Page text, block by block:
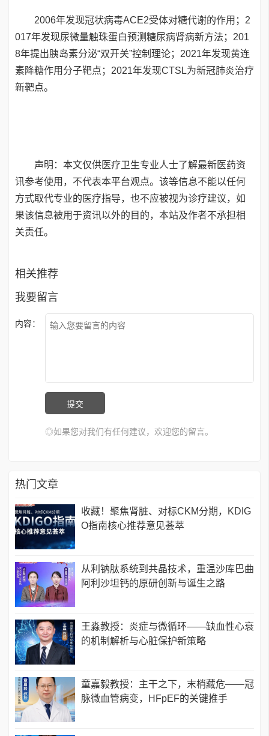
2006年发现冠状病毒ACE2受体对糖代谢的作用；2
017年发现尿微量触珠蛋白预测糖尿病肾病新方法；201
8年提出胰岛素分泌“双开关”控制理论；2021年发现黄连
素降糖作用分子靶点；2021年发现CTSL为新冠肺炎治疗
新靶点。
声明：本文仅供医疗卫生专业人士了解最新医药资
讯参考使用，不代表本平台观点。该等信息不能以任何
方式取代专业的医疗指导，也不应被视为诊疗建议，如
果该信息被用于资讯以外的目的，本站及作者不承担相
关责任。
相关推荐
我要留言
内容：
◎如果您对我们有任何建议，欢迎您的留言。
热门文章
收藏！聚焦肾脏、对标CKM分期，KDIG
O指南核心推荐意见荟萃
从利钠肽系统到共晶技术，重温沙库巴曲
阿利沙坦钙的原研创新与诞生之路
王淼教授：炎症与微循环——缺血性心衰
的机制解析与心脏保护新策略
童嘉毅教授：主干之下，末梢藏危——冠
脉微血管病变，HFpEF的关键推手